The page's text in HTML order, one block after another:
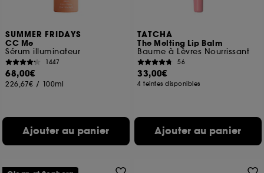
SUMMER FRIDAYS
CC Me
Sérum illuminateur
1447
68,00€
226,67€ / 100ml
Ajouter au panier
TATCHA
The Melting Lip Balm
Baume à Lèvres Nourrissant
56
33,00€
4 teintes disponibles
Ajouter au panier